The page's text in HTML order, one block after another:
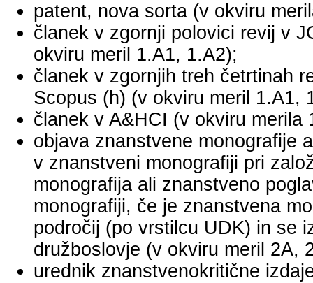
patent, nova sorta (v okviru
članek v zgornji polovici revij v
okviru meril 1.A1, 1.A2);
članek v zgornjih treh četrtinah
Scopus (h) (v okviru meril 1.A1,
članek v A&HCI (v okviru merila
objava znanstvene monografije
v znanstveni monografiji pri
monografija ali znanstveno
monografiji, če je znanstvena
področij (po vrstilcu UDK) in se
družboslovje (v okviru meril 2A,
urednik znanstvenokritične